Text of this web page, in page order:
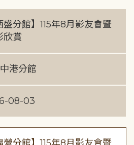
盛分館】115年8月影友會暨
欣賞
港分館
08-03